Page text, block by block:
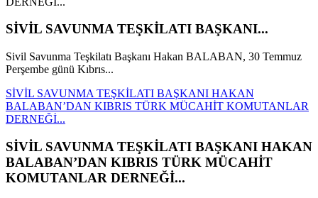
SİVİL SAVUNMA TEŞKİLATI BAŞKANI...
Sivil Savunma Teşkilatı Başkanı Hakan BALABAN, 30 Temmuz
Perşembe günü Kıbrıs...
SİVİL SAVUNMA TEŞKİLATI BAŞKANI HAKAN
BALABAN’DAN KIBRIS TÜRK MÜCAHİT KOMUTANLAR
DERNEĞİ...
SİVİL SAVUNMA TEŞKİLATI BAŞKANI HAKAN
BALABAN’DAN KIBRIS TÜRK MÜCAHİT
KOMUTANLAR DERNEĞİ...